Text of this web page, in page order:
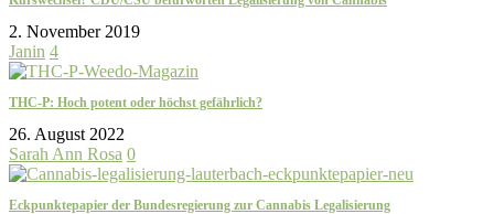
2. November 2019
Janin 4
THC-P: Hoch potent oder höchst gefährlich?
26. August 2022
Sarah Ann Rosa 0
Eckpunktepapier der Bundesregierung zur Cannabis Legalisierung